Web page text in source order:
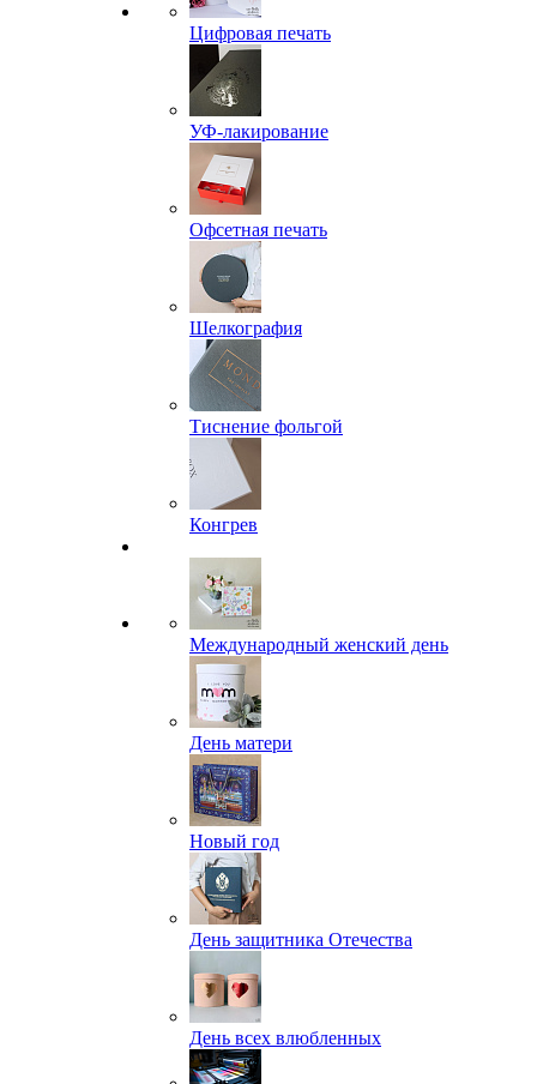
Цифровая печать
УФ-лакирование
Офсетная печать
Шелкография
Тиснение фольгой
Конгрев
Международный женский день
День матери
Новый год
День защитника Отечества
День всех влюбленных